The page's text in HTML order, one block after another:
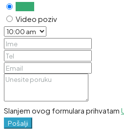
Video poziv
Slanjem ovog formulara prihvatam
Pošalji